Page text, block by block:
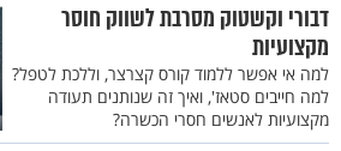
דבורי וקשטוק מסרבת לשווק חוסר
מקצועיות
למה אי אפשר ללמוד קורס קצרצר, וללכת לטפל?
למה חייבים סטאז', ואיך זה שנותנים תעודה
מקצועיות לאנשים חסרי הכשרה?